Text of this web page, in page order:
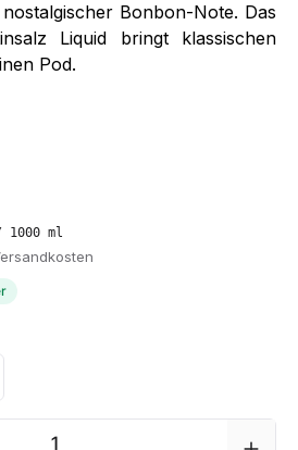
Bonbon-Note. Das
Liquid bringt klassischen
Pod.
ml
Gib den